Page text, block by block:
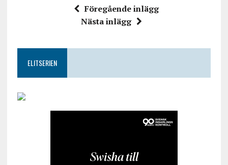
Föregående inlägg
Nästa inlägg
ELITSERIEN